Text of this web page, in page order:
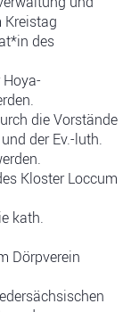
des
die Vorstände
der Ev.-luth.
Kloster Loccum
kath.
Dörpverein